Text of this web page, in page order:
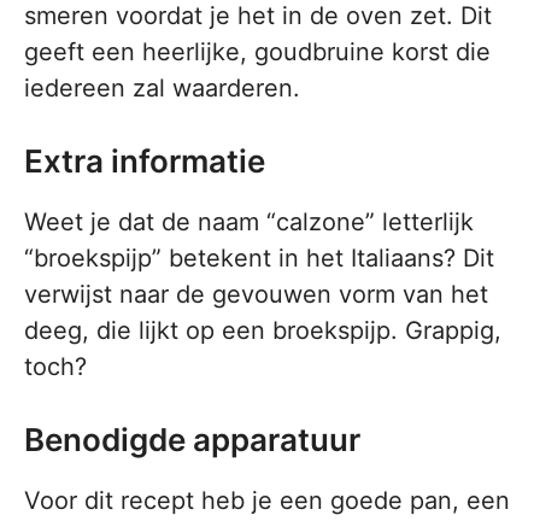
smeren voordat je het in de oven zet. Dit
geeft een heerlijke, goudbruine korst die
iedereen zal waarderen.
Extra informatie
Weet je dat de naam “calzone” letterlijk
“broekspijp” betekent in het Italiaans? Dit
verwijst naar de gevouwen vorm van het
deeg, die lijkt op een broekspijp. Grappig,
toch?
Benodigde apparatuur
Voor dit recept heb je een goede pan, een